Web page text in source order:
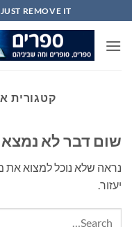
to
content
REMOVE IT...
קטגורית
שום דבר לא נמצא
נראה שלא נוכל למצוא את
יעזור.